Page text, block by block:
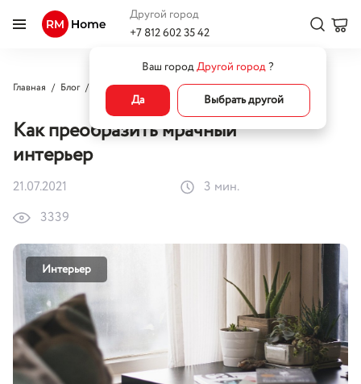
Другой город
+7 812 602 35 42
Ваш городДругой город?
Да Выбрать другой
Главная Блог Интерьер Как преобразить мрачный интерьер
Как преобразить мрачный
интерьер
21.07.2021
3 мин.
3339
Интерьер